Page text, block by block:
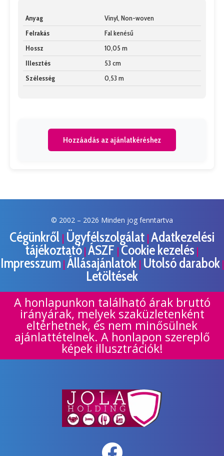
Anyag
Vinyl, Non-woven
Felrakás
Fal kenésű
Hossz
10,05 m
Illesztés
53 cm
Szélesség
0,53 m
Hozzáadás az ajánlatkéréshez
© 2002 – 2026 Minden jog fenntartva
Cégünkről | Ügyfélszolgálat | Adatkezelési
tájékoztató | ÁSZF | Cookie kezelés |
Impresszum| Állásajánlatok | Utolsó darabok|
Letöltések
A honlapunkon található árak bruttó
irányárak, melyek szaküzletenként
eltérhetnek, és nem minősülnek
ajánlattételnek. A honlapon szereplő
képek illusztrációk!